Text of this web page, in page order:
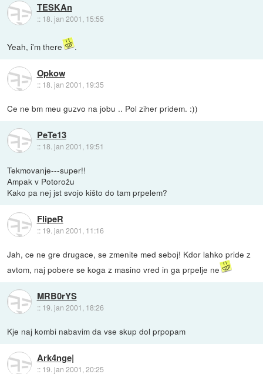
TESKAn
:: 18. jan 2001, 15:55
Yeah, i'm there .
Opkow
:: 18. jan 2001, 19:35
Ce ne bm meu guzvo na jobu .. Pol ziher pridem. :))
PeTe13
:: 18. jan 2001, 19:51
Tekmovanje---super!!
Ampak v Potorožu
Kako pa nej jst svojo kišto do tam prpelem?
FlipeR
:: 19. jan 2001, 11:16
Jah, ce ne gre drugace, se zmenite med seboj! Kdor lahko pride z
avtom, naj pobere se koga z masino vred in ga prpelje ne
MRB0rYS
:: 19. jan 2001, 18:26
Kje naj kombi nabavim da vse skup dol prpopam
Ark4nge|
:: 19. jan 2001, 20:25